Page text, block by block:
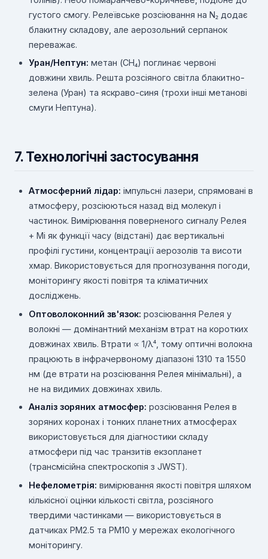
густого смогу. Релеївське розсіювання на N₂ додає
блакитну складову, але аерозольний серпанок
переважає.
Уран/Нептун: метан (CH₄) поглинає червоні
довжини хвиль. Решта розсіяного світла блакитно-
зелена (Уран) та яскраво-синя (трохи інші метанові
смуги Нептуна).
7. Технологічні застосування
Атмосферний лідар: імпульсні лазери, спрямовані в
атмосферу, розсіюються назад від молекул і
частинок. Вимірювання поверненого сигналу Релея
+ Мі як функції часу (відстані) дає вертикальні
профілі густини, концентрації аерозолів та висоти
хмар. Використовується для прогнозування погоди,
моніторингу якості повітря та кліматичних
досліджень.
Оптоволоконний зв'язок: розсіювання Релея у
волокні — домінантний механізм втрат на коротких
довжинах хвиль. Втрати ∝ 1/λ⁴, тому оптичні волокна
працюють в інфрачервоному діапазоні 1310 та 1550
нм (де втрати на розсіювання Релея мінімальні), а
не на видимих довжинах хвиль.
Аналіз зоряних атмосфер: розсіювання Релея в
зоряних коронах і тонких планетних атмосферах
використовується для діагностики складу
атмосфери під час транзитів екзопланет
(трансмісійна спектроскопія з JWST).
Нефелометрія: вимірювання якості повітря шляхом
кількісної оцінки кількості світла, розсіяного
твердими частинками — використовується в
датчиках PM2.5 та PM10 у мережах екологічного
моніторингу.